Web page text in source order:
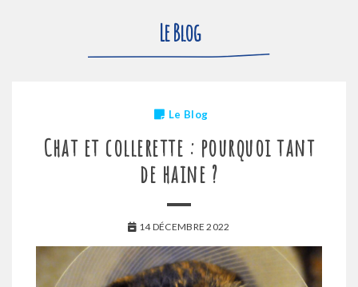
Le Blog
Le Blog
Chat et collerette : pourquoi tant
de haine ?
14 DÉCEMBRE 2022